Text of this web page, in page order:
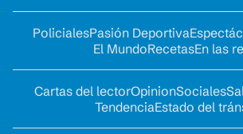
PolicialesPasión Deportiva
El MundoRecetasEn las
Cartas del lectorOpinionSociales
TendenciaEstado del